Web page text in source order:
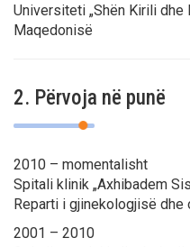
Universiteti „Shën Kirili dhe
Maqedonisë
2. Përvoja në punë
2010 – momentalisht
Spitali klinik „Axhibadem
Reparti i gjinekologjisë
2001 – 2010